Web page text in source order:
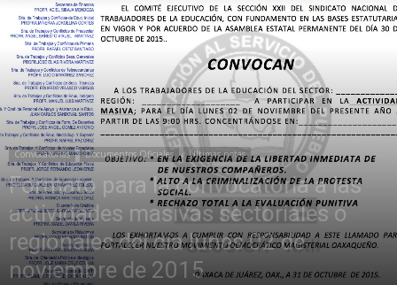
Social
de
la
Convocatorias Documentos Oficiales Últimas notas
Formato para la convocatoria a las
actividades masivas sectoriales o
regionales del día lunes 02 de
noviembre de 2015